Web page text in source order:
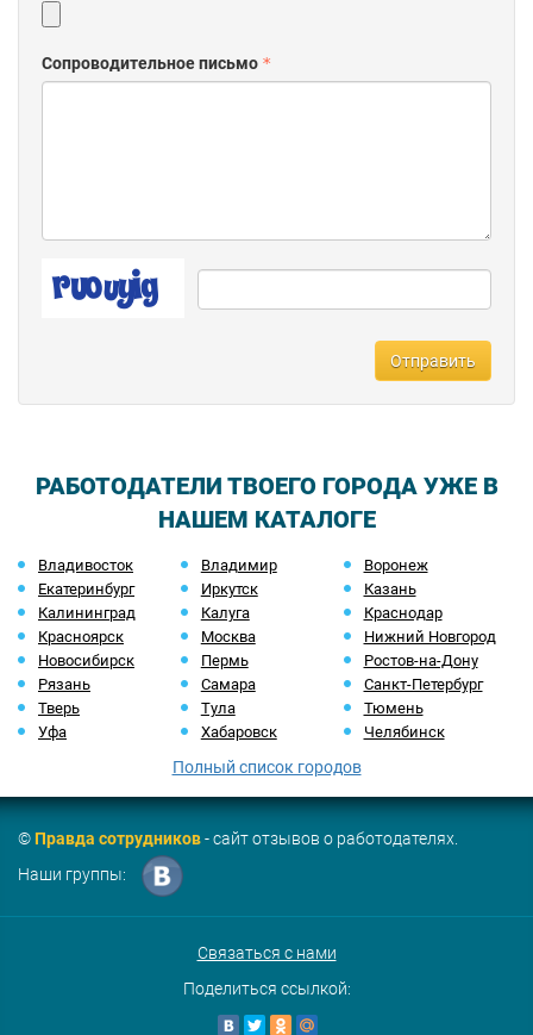
Сопроводительное письмо
Отправить
РАБОТОДАТЕЛИ ТВОЕГО ГОРОДА УЖЕ В
НАШЕМ КАТАЛОГЕ
Владивосток Владимир
Воронеж
Екатеринбург
Иркутск
Казань
Калининград
Калуга
Краснодар
Красноярск
Москва
Нижний Новгород
Новосибирск
Пермь
Ростов-на-Дону
Рязань
Самара
Санкт-Петербург
Тверь
Тула
Тюмень
Уфа
Хабаровск Челябинск
Полный список городов
©Правда сотрудников- сайт отзывов о работодателях.
Наши группы:
Связаться с нами
Поделиться ссылкой: